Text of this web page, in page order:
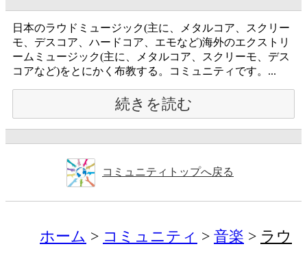
日本のラウドミュージック(主に、メタルコア、スクリー
モ、デスコア、ハードコア、エモなど)海外のエクストリ
ームミュージック(主に、メタルコア、スクリーモ、デス
コアなど)をとにかく布教する。コミュニティです。...
続きを読む
コミュニティトップへ戻る
ホーム コミュニティ 音楽
ラウ